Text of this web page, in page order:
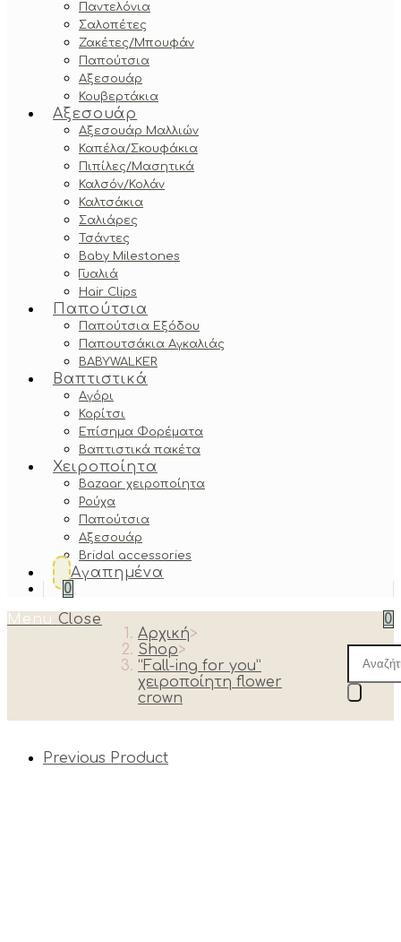
Παντελόνια
Σαλοπέτες
Ζακέτες/Μπουφάν
Παπούτσια
Αξεσουάρ
Κουβερτάκια
Αξεσουάρ
Αξεσουάρ Μαλλιών
Καπέλα/Σκουφάκια
Πιπίλες/Μασητικά
Καλσόν/Κολάν
Καλτσάκια
Σαλιάρες
Τσάντες
Baby Milestones
Γυαλιά
Hair Clips
Παπούτσια
Παπούτσια Εξόδου
Παπουτσάκια Αγκαλιάς
BABYWALKER
Βαπτιστικά
Αγόρι
Κορίτσι
Επίσημα Φορέματα
Βαπτιστικά πακέτα
Χειροποίητα
Bazaar χειροποίητα
Ρούχα
Παπούτσια
Αξεσουάρ
Bridal accessories
Αγαπημένα
0
0
Menu Close
search
Αρχική>
Shop>
“Fall-ing for you”
χειροποίητη flower
crown
Previous Product